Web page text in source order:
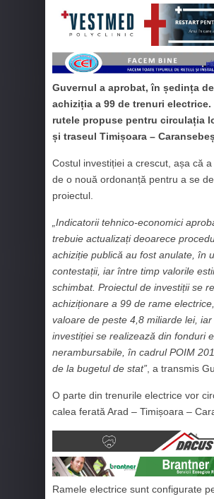
Guvernul a aprobat, în ședința
achiziția a 99 de trenuri electrice.
rutele propuse pentru circulația
și traseul Timișoara –
Costul investiției a crescut, așa că
de o nouă ordonanță pentru a se
proiectul.
„Indicatorii tehnico-economici
trebuie actualizați deoarece
achiziție publică au fost anulate, în
contestații, iar între timp valorile
schimbat. Proiectul de investiții se
achiziționare a 99 de rame
valoare de peste 4,8 miliarde lei,
investiției se realizează din fonduri
nerambursabile, în cadrul POIM
de la bugetul de stat”, a transmis
O parte din trenurile electrice vor
calea ferată Arad – Timișoara –
Ramele electrice sunt configurate